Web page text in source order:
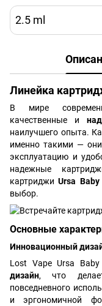
2.5 ml
Линейка
В мире
качественные и
наилучшего опыта.
именно такими —
эксплуатацию и
надежные
картриджиUrsa Baby
выбор.
Основные
Инновационный
Lost Vape Ursa Baby
дизайн, что
повседневного
и эргономичной